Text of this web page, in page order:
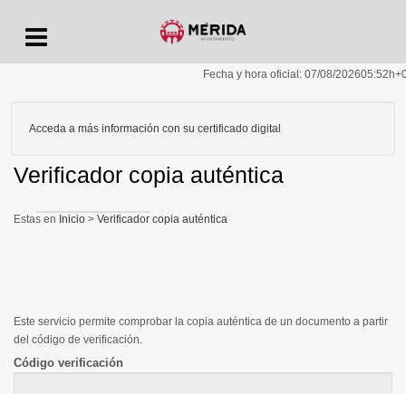
Fecha y hora oficial: 07/08/202605:52h
Acceda a más información con su certificado digital
Inicio > Verificador copia auténtica
Verificador copia auténtica
Este servicio permite comprobar la copia auténtica de un documento a partir
del código de verificación.
Código verificación